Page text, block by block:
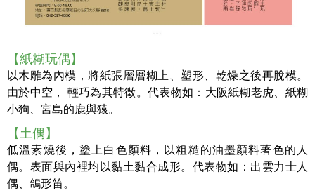
【紙糊玩偶】
以木雕為內模，將紙張層層糊上、塑形、乾燥之後再脫模。
由於中空， 輕巧為其特徵。代表物如：大阪紙糊老虎、紙糊
小狗、宮島的鹿與猿。
【土偶】
低溫素燒後，塗上白色顏料，以粗糙的油墨顏料著色的人
偶。表面與內裡均以黏土黏合成形。代表物如：出雲力士人
偶、鴿形笛。